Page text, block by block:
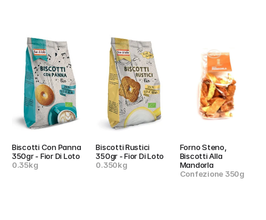
Biscotti Con Panna
350gr - Fior Di Loto
0.35kg
Biscotti Rustici
350gr - Fior Di Loto
0.350kg
Forno Steno,
Biscotti Alla
Mandorla
Confezione 350g